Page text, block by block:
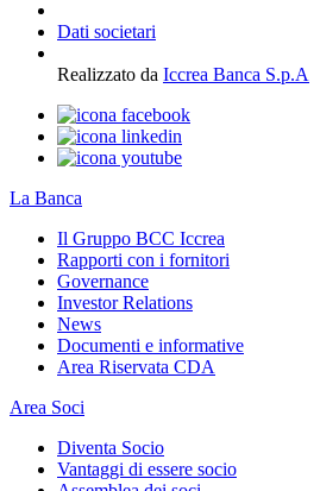
Dati societari
Realizzato da Iccrea Banca S.p.A
La Banca
Il Gruppo BCC Iccrea
Rapporti con i fornitori
Governance
Investor Relations
News
Documenti e informative
Area Riservata CDA
Area Soci
Diventa Socio
Vantaggi di essere socio